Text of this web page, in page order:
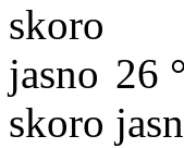
26
skoro